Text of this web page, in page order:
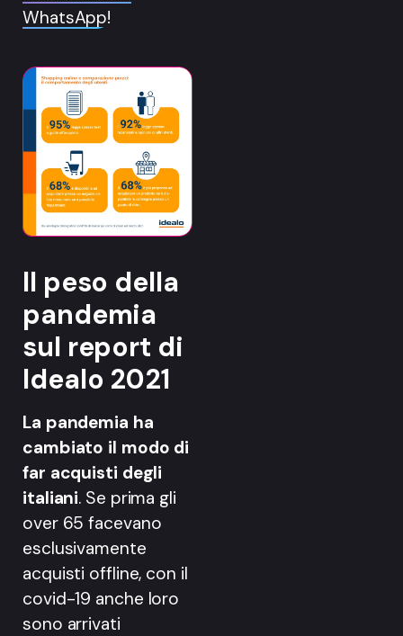
WhatsApp!
Il peso della
pandemia
sul report di
Idealo 2021
La pandemia ha
cambiato il modo di
far acquisti degli
italiani. Se prima gli
over 65 facevano
esclusivamente
acquisti offline, con il
covid-19 anche loro
sono arrivati